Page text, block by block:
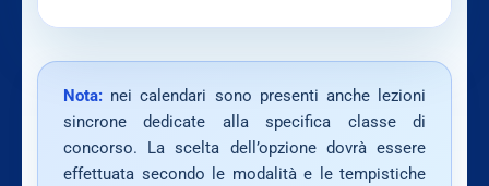
Nota: nei calendari sono presenti anche lezioni
sincrone dedicate alla specifica classe di
concorso. La scelta dell’opzione dovrà essere
effettuata secondo le modalità e le tempistiche